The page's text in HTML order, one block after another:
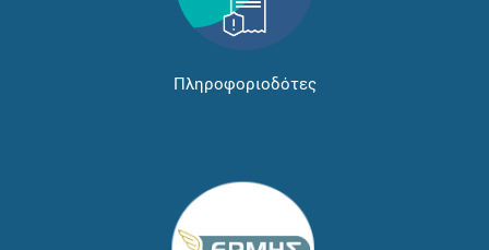
Πληροφοριοδότες